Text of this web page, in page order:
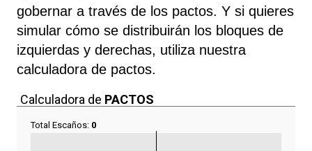
gobernar a través de los pactos. Y si quieres
simular cómo se distribuirán los bloques de
izquierdas y derechas, utiliza nuestra
calculadora de pactos.
Calculadora de PACTOS
Total Escaños: 0